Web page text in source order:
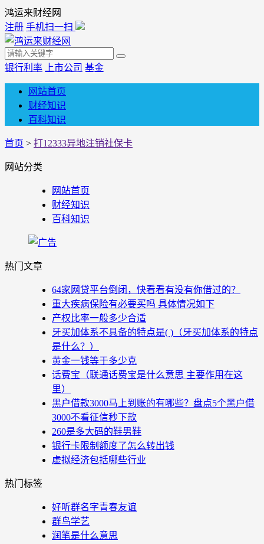
鸿运来财经网
注册 手机扫一扫
银行利率 上市公司 基金
网站首页
财经知识
百科知识
首页 > 打12333异地注销社保卡
网站分类
网站首页
财经知识
百科知识
热门文章
64家网贷平台倒闭，快看看有没有你借过的？
重大疾病保险有必要买吗 具体情况如下
产权比率一般多少合适
牙买加体系不具备的特点是( )（牙买加体系的特点
是什么？）
黄金一钱等于多少克
话费宝（联通话费宝是什么意思 主要作用在这
里）
黑户借款3000马上到账的有哪些？盘点5个黑户借
3000不看征信秒下款
260是多大码的鞋男鞋
银行卡限制额度了怎么转出钱
虚拟经济包括哪些行业
热门标签
好听群名字青春友谊
群鸟学艺
润笔是什么意思